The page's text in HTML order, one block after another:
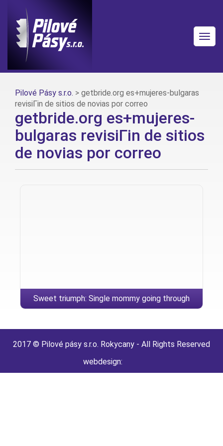
Pilové Pásy s.r.o. > getbride.org es+mujeres-bulgaras
revisiГіn de sitios de novias por correo
getbride.org es+mujeres-
bulgaras revisiГіn de sitios
de novias por correo
Sweet triumph: Single mommy going through
2017 © Pilové pásy s.r.o. Rokycany - All Rights Reserved
webdesign: